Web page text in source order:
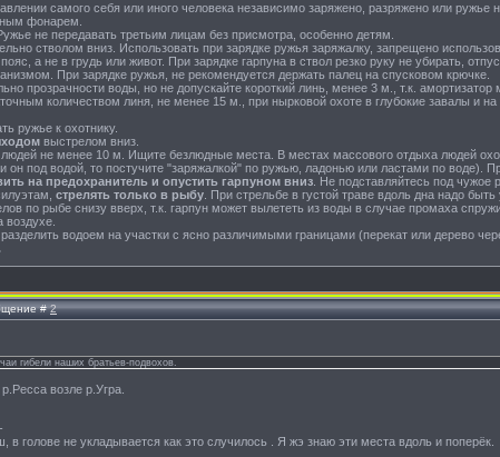
самого себя или иного человека независимо заряжено, разряжено или ружье
фонарем.
не передавать третьим лицам без присмотра, особенно детям.
стволом вниз. Использовать при зарядке ружья заряжалку, запрещено
а не в грудь или живот. При зарядке гарпуна в ствол резко руку не убирать,
При зарядке ружья, не рекомендуется держать палец на спусковом крючке.
прозрачности воды, но не допускайте короткий линь, менее 3 м., т.к.
количеством линя, не менее 15 м., при нырковой охоте в глубокие завалы и
ружье к охотнику.
выстрелом вниз.
не менее 10 м. Ищите безлюдные места. В местах массового отдыха людей
он под водой, то постучите "заряжалкой" по ружью, ладонью или ластами по воде).
на предохранитель и опустить гарпуном вниз . Не подставляйтесь под чужое
стрелять только в рыбу . При стрельбе в густой траве вдоль дна надо
по рыбе снизу вверх, т.к. гарпун может вылететь из воды в случае промаха
водоем на участки с ясно различимыми границами (перекат или дерево
#2
гибели наших братьев-подвохов.
возле р.Угра.
в голове не укладывается как это случилось . Я жэ знаю эти места вдоль и поперёк.